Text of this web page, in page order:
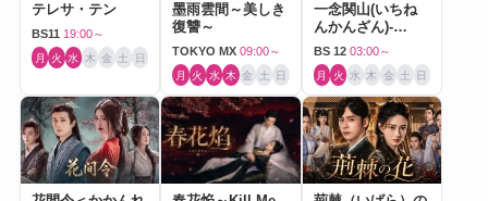
テレサ・テン
BS11 19:00～
月 火 水 木 金 土 日
墨雨雲間～美しき
復讐～
TOKYO MX 09:00～
月 火 水 木 金 土 日
一念関山(いちね
んかんざん)-
Journey to Love-
BS 12 03:00～
月 火 水 木 金 土 日